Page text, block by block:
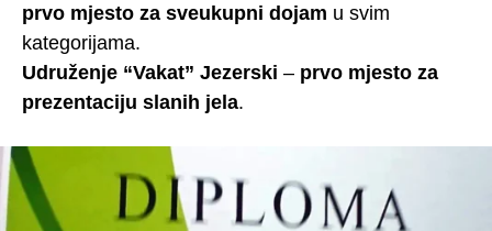
prvo mjesto za sveukupni dojam u svim
kategorijama.
Udruženje “Vakat” Jezerski – prvo mjesto za
prezentaciju slanih jela.